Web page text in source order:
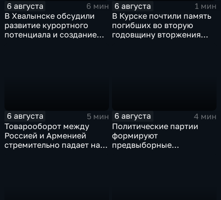
6 августа
6 мин
В Хвалынске обсудили
развитие курортного
потенциала и создание
6 августа
1 мин
В Курске почтили память
погибших во вторую
годовщину вторжения
6 августа
5 мин
Товарооборот между
Россией и Арменией
стремительно падает на
6 августа
4 мин
Политические партии
формируют
предвыборные